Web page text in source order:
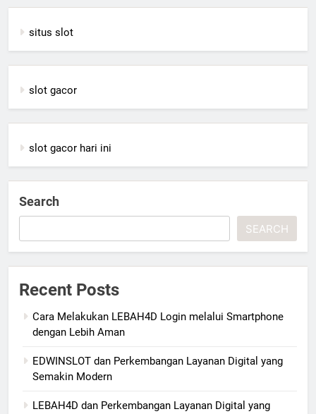
situs slot
slot gacor
slot gacor hari ini
Search
SEARCH
Recent Posts
Cara Melakukan LEBAH4D Login melalui Smartphone
dengan Lebih Aman
EDWINSLOT dan Perkembangan Layanan Digital yang
Semakin Modern
LEBAH4D dan Perkembangan Layanan Digital yang